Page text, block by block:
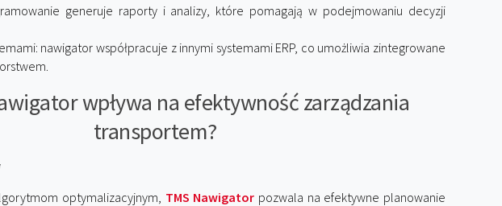
generuje raporty i analizy, które pomagają w podejmowaniu decyzji
nawigator współpracuje z innymi systemami ERP, co umożliwia zintegrowane
wpływa na efektywność zarządzania
transportem?
optymalizacyjnym, TMS Nawigator pozwala na efektywne planowanie